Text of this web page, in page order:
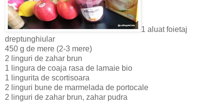
1 aluat foietaj
dreptunghiular
450 g de mere (2-3 mere)
2 linguri de zahar brun
1 lingura de coaja rasa de lamaie bio
1 lingurita de scortisoara
2 linguri bune de marmelada de portocale
2 linguri de zahar brun, zahar pudra